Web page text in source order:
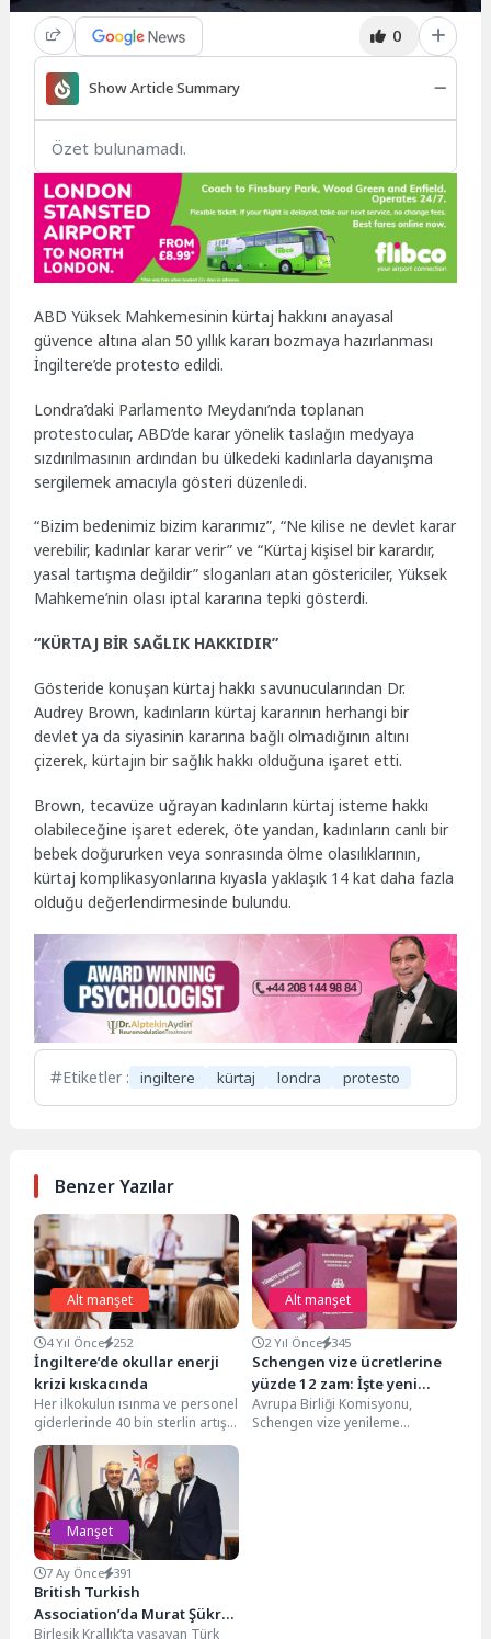
0
Show Article Summary
Özet bulunamadı.
ABD Yüksek Mahkemesinin kürtaj hakkını anayasal
güvence altına alan 50 yıllık kararı bozmaya hazırlanması
İngiltere’de protesto edildi.
Londra’daki Parlamento Meydanı’nda toplanan
protestocular, ABD’de karar yönelik taslağın medyaya
sızdırılmasının ardından bu ülkedeki kadınlarla dayanışma
sergilemek amacıyla gösteri düzenledi.
“Bizim bedenimiz bizim kararımız”, “Ne kilise ne devlet karar
verebilir, kadınlar karar verir” ve “Kürtaj kişisel bir karardır,
yasal tartışma değildir” sloganları atan göstericiler, Yüksek
Mahkeme’nin olası iptal kararına tepki gösterdi.
“KÜRTAJ BİR SAĞLIK HAKKIDIR”
Gösteride konuşan kürtaj hakkı savunucularından Dr.
Audrey Brown, kadınların kürtaj kararının herhangi bir
devlet ya da siyasinin kararına bağlı olmadığının altını
çizerek, kürtajın bir sağlık hakkı olduğuna işaret etti.
Brown, tecavüze uğrayan kadınların kürtaj isteme hakkı
olabileceğine işaret ederek, öte yandan, kadınların canlı bir
bebek doğururken veya sonrasında ölme olasılıklarının,
kürtaj komplikasyonlarına kıyasla yaklaşık 14 kat daha fazla
olduğu değerlendirmesinde bulundu.
Etiketler : ingiltere kürtaj londra protesto
Benzer Yazılar
Alt manşet
4 Yıl Önce 252
İngiltere’de okullar enerji
krizi kıskacında
Her ilkokulun ısınma ve personel
giderlerinde 40 bin sterlin artışla
karşı karşıya olduğuna işaret
edilen...
Alt manşet
2 Yıl Önce 345
Schengen vize ücretlerine
yüzde 12 zam: İşte yeni
tarifeler
Avrupa Birliği Komisyonu,
Schengen vize yenileme
Manşet
7 Ay Önce 391
British Turkish
Association’da Murat Şükrü
Birleşik Krallık’ta yaşayan Türk